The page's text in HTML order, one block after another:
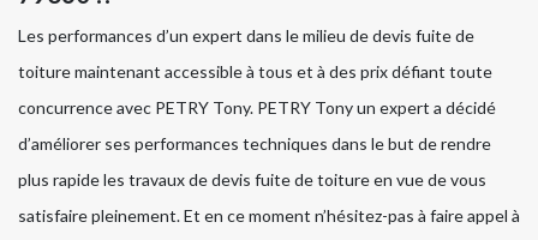
Les performances d’un expert dans le milieu de devis fuite de
toiture maintenant accessible à tous et à des prix défiant toute
concurrence avec PETRY Tony. PETRY Tony un expert a décidé
d’améliorer ses performances techniques dans le but de rendre
plus rapide les travaux de devis fuite de toiture en vue de vous
satisfaire pleinement. Et en ce moment n’hésitez-pas à faire appel à